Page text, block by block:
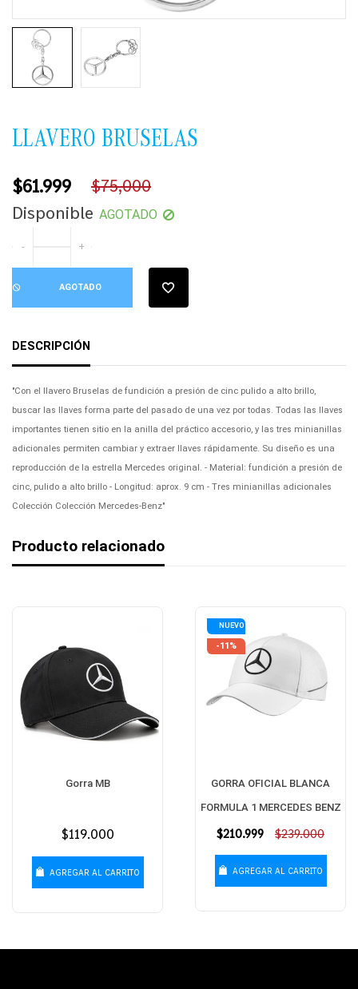
LLAVERO BRUSELAS
Precio
habitual
$61.999 $75,000
Disponible AGOTADO
- +
AGOTADO
DESCRIPCIÓN
"Con el llavero Bruselas de fundición a presión de cinc pulido a alto brillo,
buscar las llaves forma parte del pasado de una vez por todas. Todas las llaves
importantes tienen sitio en la anilla del práctico accesorio, y las tres minianillas
adicionales permiten cambiar y extraer llaves rápidamente. Su diseño es una
reproducción de la estrella Mercedes original. - Material: fundición a presión de
cinc, pulido a alto brillo - Longitud: aprox. 9 cm - Tres minianillas adicionales
Colección Colección Mercedes-Benz"
Producto relacionado
Gorra MB
Precio
$119.000
AGREGAR AL CARRITO
NUEVO
-11%
GORRA OFICIAL BLANCA
FORMULA 1 MERCEDES BENZ
Precio
$210.999 $239.000
AGREGAR AL CARRITO